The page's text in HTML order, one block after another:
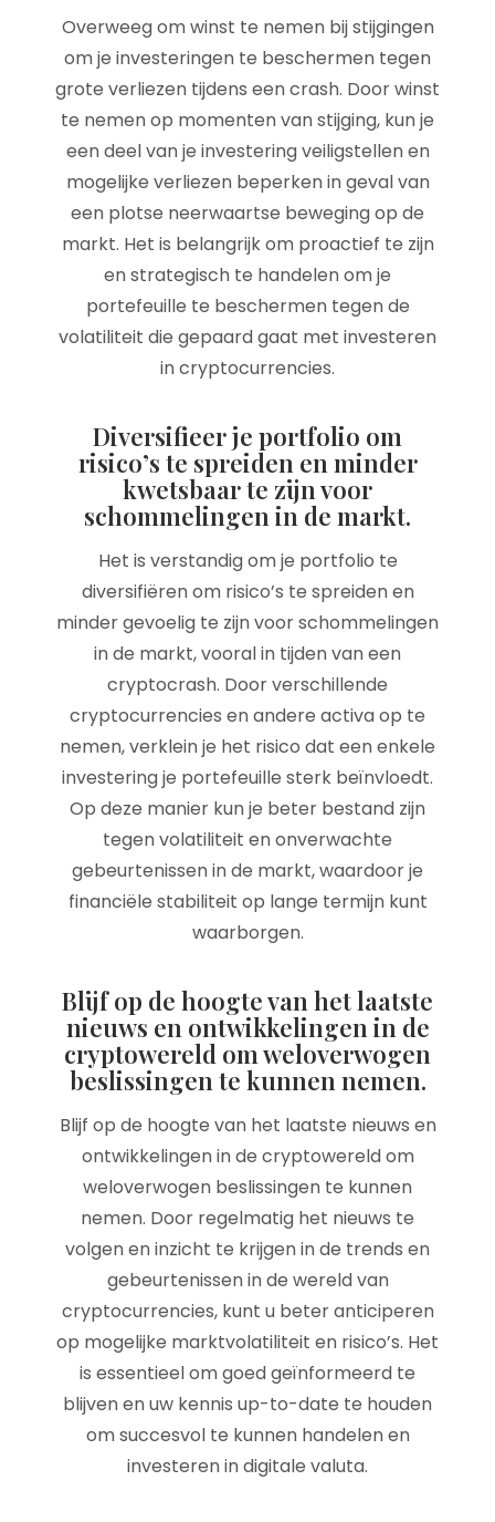
Overweeg om winst te nemen bij stijgingen
om je investeringen te beschermen tegen
grote verliezen tijdens een crash. Door winst
te nemen op momenten van stijging, kun je
een deel van je investering veiligstellen en
mogelijke verliezen beperken in geval van
een plotse neerwaartse beweging op de
markt. Het is belangrijk om proactief te zijn
en strategisch te handelen om je
portefeuille te beschermen tegen de
volatiliteit die gepaard gaat met investeren
in cryptocurrencies.
Diversifieer je portfolio om
risico’s te spreiden en minder
kwetsbaar te zijn voor
schommelingen in de markt.
Het is verstandig om je portfolio te
diversifiëren om risico’s te spreiden en
minder gevoelig te zijn voor schommelingen
in de markt, vooral in tijden van een
cryptocrash. Door verschillende
cryptocurrencies en andere activa op te
nemen, verklein je het risico dat een enkele
investering je portefeuille sterk beïnvloedt.
Op deze manier kun je beter bestand zijn
tegen volatiliteit en onverwachte
gebeurtenissen in de markt, waardoor je
financiële stabiliteit op lange termijn kunt
waarborgen.
Blijf op de hoogte van het laatste
nieuws en ontwikkelingen in de
cryptowereld om weloverwogen
beslissingen te kunnen nemen.
Blijf op de hoogte van het laatste nieuws en
ontwikkelingen in de cryptowereld om
weloverwogen beslissingen te kunnen
nemen. Door regelmatig het nieuws te
volgen en inzicht te krijgen in de trends en
gebeurtenissen in de wereld van
cryptocurrencies, kunt u beter anticiperen
op mogelijke marktvolatiliteit en risico’s. Het
is essentieel om goed geïnformeerd te
blijven en uw kennis up-to-date te houden
om succesvol te kunnen handelen en
investeren in digitale valuta.